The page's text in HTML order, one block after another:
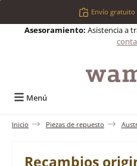
Saltar al contenido principalEnvío gratuito
Asesoramiento: Asistencia a
Menú
Inicio Piezas de repuesto
Recambios